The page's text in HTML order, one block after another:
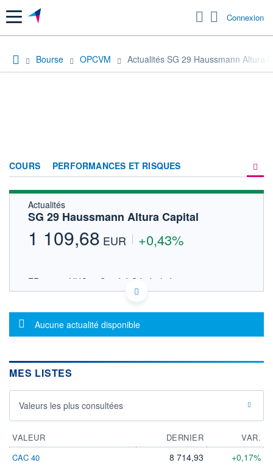
Menu Connexion
Bourse OPCVM Actualités SG 29 Haussmann Altura
COURS PERFORMANCES ET RISQUES
FORUM
Actualités
SG 29 Haussmann Altura Capital
1 109,68 EUR +0,43%
FR001400UHC8 - Société Générale Investment
Solutions (France)
Consulter le prospectus / DIC
1 000
1 100
CATÉGORIE MORNINGSTAR
Allocation EUR Flexible -
International
Message d'information
Aucune actualité disponible
MES LISTES
Valeurs les plus consultées
VALEUR DERNIER
VAR.
CAC 40
8 714,93 +0,17%